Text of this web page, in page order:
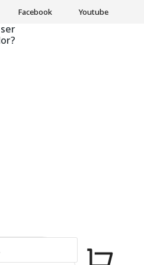
Facebook Youtube